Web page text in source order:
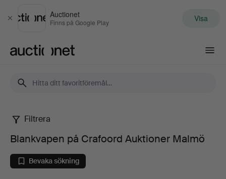
Stäng
Auctionet
Finns på Google Play Visa
Blankvapen
på
Crafoord
Filtrera
Blankvapen på Crafoord Auktioner Malmö
Bevaka sökning